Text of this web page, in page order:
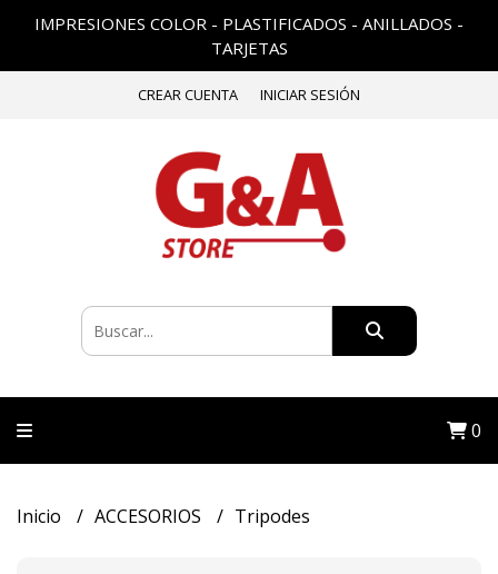
IMPRESIONES COLOR - PLASTIFICADOS - ANILLADOS -
TARJETAS
CREAR CUENTA INICIAR SESIÓN
0
Inicio ACCESORIOS Tripodes